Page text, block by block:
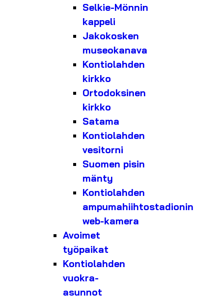
Selkie-Mönnin
kappeli
Jakokosken
museokanava
Kontiolahden
kirkko
Ortodoksinen
kirkko
Satama
Kontiolahden
vesitorni
Suomen pisin
mänty
Kontiolahden
ampumahiihtostadionin
web-kamera
Avoimet
työpaikat
Kontiolahden
vuokra-
asunnot